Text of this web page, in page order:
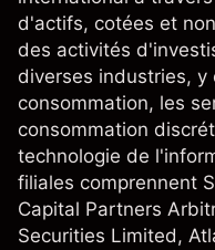
d'actifs, cotées et
des activités
diverses industries, y
consommation, les
consommation
technologie de
filiales comprennent
Capital Partners
Securities Limited,